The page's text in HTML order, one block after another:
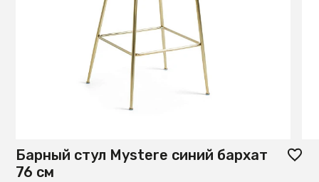
Барный стул Mystere синий бархат
76 см